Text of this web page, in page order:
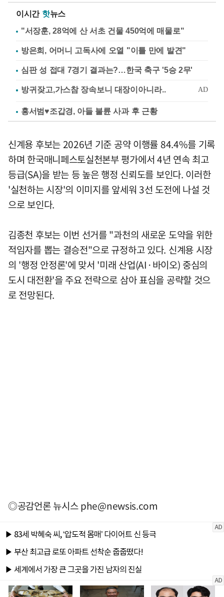
이시간 핫뉴스
"서장훈, 28억에 산 서초 건물 450억에 매물로"
방은희, 어머니 고독사에 오열 "이틀 만에 발견"
심판 성 접대 7경기 결과는?…한국 축구 '5승 2무'
홍서범♥조갑경, 아들 불륜 사과 후 근황
신계용 후보는 2026년 기준 공약 이행률 84.4%를 기록
하며 한국매니페스토실천본부 평가에서 4년 연속 최고
등급(SA)을 받는 등 높은 행정 신뢰도를 보인다. 이러한
'실천하는 시장'의 이미지를 앞세워 3선 도전에 나설 것
으로 보인다.
김종천 후보는 이번 선거를 "과천의 새로운 도약을 위한
적임자를 뽑는 결승전"으로 규정하고 있다. 신계용 시장
의 '행정 안정론'에 맞서 '미래 산업(AI·바이오) 중심의
도시 대전환'을 주요 전략으로 삼아 표심을 공략할 것으
로 전망된다.
◎공감언론 뉴시스phe@newsis.com